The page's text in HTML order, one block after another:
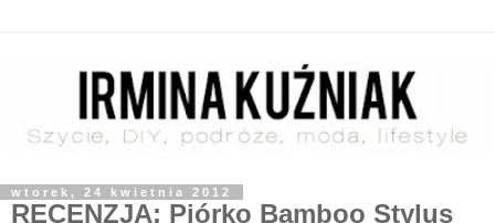
wtorek, 24 kwietnia 2012
RECENZJA: Piórko Bamboo Stylus